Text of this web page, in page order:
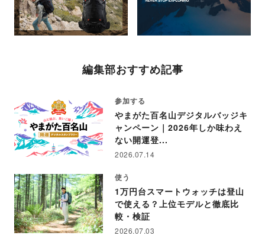
編集部おすすめ記事
参加する
やまがた百名山デジタルバッジキ
ャンペーン｜2026年しか味わえ
ない開運登...
2026.07.14
使う
1万円台スマートウォッチは登山
で使える？上位モデルと徹底比
較・検証
2026.07.03